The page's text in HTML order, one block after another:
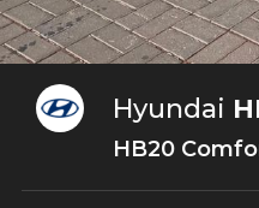
Hyundai
HB20